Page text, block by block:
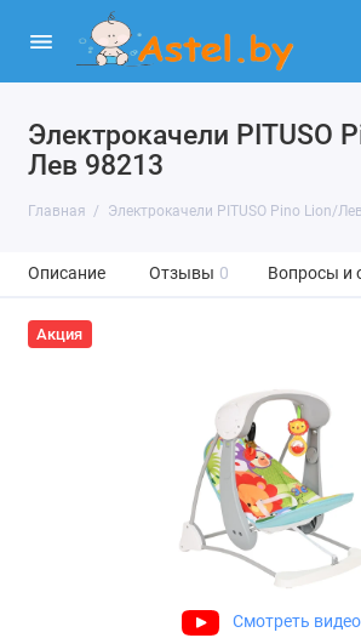
Электрокачели PITUSO
Лев 98213
Главная Электрокачели PITUSO Pino Lion/
Описание Отзывы 0 Вопросы и
Акция
Смотреть видео